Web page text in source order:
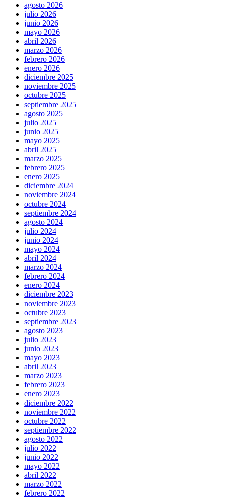
agosto 2026
julio 2026
junio 2026
mayo 2026
abril 2026
marzo 2026
febrero 2026
enero 2026
diciembre 2025
noviembre 2025
octubre 2025
septiembre 2025
agosto 2025
julio 2025
junio 2025
mayo 2025
abril 2025
marzo 2025
febrero 2025
enero 2025
diciembre 2024
noviembre 2024
octubre 2024
septiembre 2024
agosto 2024
julio 2024
junio 2024
mayo 2024
abril 2024
marzo 2024
febrero 2024
enero 2024
diciembre 2023
noviembre 2023
octubre 2023
septiembre 2023
agosto 2023
julio 2023
junio 2023
mayo 2023
abril 2023
marzo 2023
febrero 2023
enero 2023
diciembre 2022
noviembre 2022
octubre 2022
septiembre 2022
agosto 2022
julio 2022
junio 2022
mayo 2022
abril 2022
marzo 2022
febrero 2022